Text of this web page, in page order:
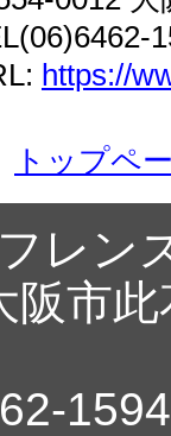
https://
トップペ
レン
阪市